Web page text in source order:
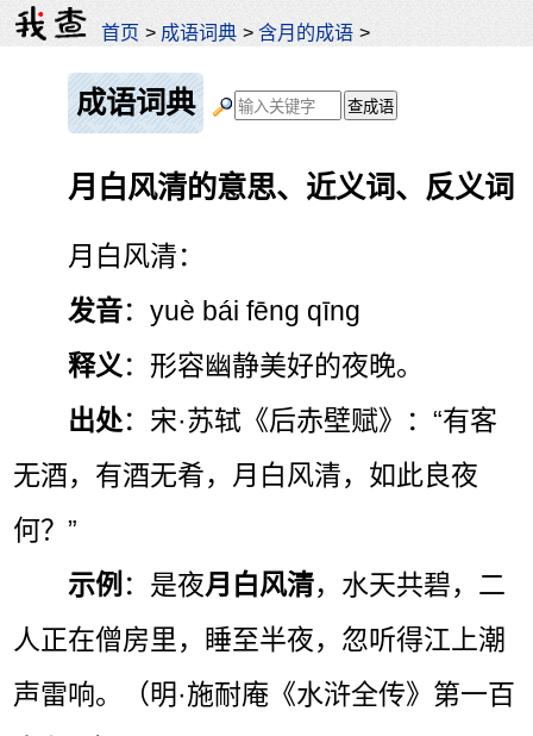
首页 > 成语词典 >含月的成语 >
成语词典
月白风清的意思、近义词、反义词
月白风清：
发音：yuè bái fēng qīng
释义 ：形容幽静美好的夜晚。
出处：宋·苏轼《后赤壁赋》：“有客
无酒，有酒无肴，月白风清，如此良夜
何？”
示例 ：是夜月白风清，水天共碧，二
人正在僧房里，睡至半夜，忽听得江上潮
声雷响。（明·施耐庵《水浒全传》第一百